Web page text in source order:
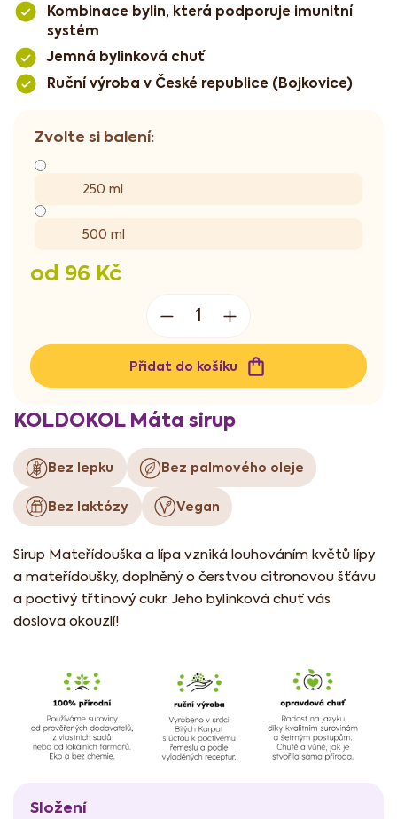
od 96 Kč
250 ml
500 ml
Přidat do košíku
Kombinace bylin, která podporuje imunitní
systém
Jemná bylinková chuť
Ruční výroba v České republice (Bojkovice)
KOLDOKOL Máta sirup
Bez lepku Bez palmového oleje
Bez laktózy Vegan
Sirup Mateřídouška a lípa vzniká louhováním květů lípy
a mateřídoušky, doplněný o čerstvou citronovou šťávu
a poctivý třtinový cukr. Jeho bylinková chuť vás
doslova okouzlí!
Složení